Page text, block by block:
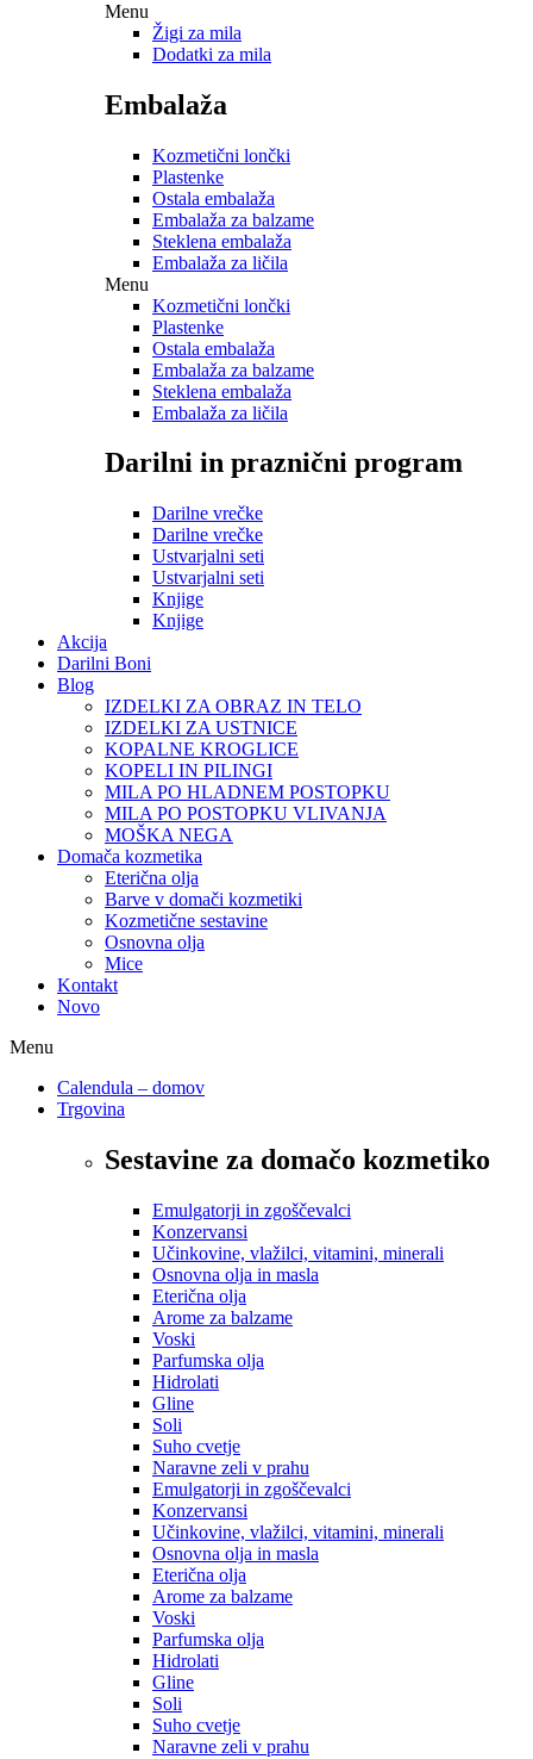
Menu
Žigi za mila
Dodatki za mila
Embalaža
Kozmetični lončki
Plastenke
Ostala embalaža
Embalaža za balzame
Steklena embalaža
Embalaža za ličila
Menu
Kozmetični lončki
Plastenke
Ostala embalaža
Embalaža za balzame
Steklena embalaža
Embalaža za ličila
Darilni in praznični program
Darilne vrečke
Darilne vrečke
Ustvarjalni seti
Ustvarjalni seti
Knjige
Knjige
Akcija
Darilni Boni
Blog
IZDELKI ZA OBRAZ IN TELO
IZDELKI ZA USTNICE
KOPALNE KROGLICE
KOPELI IN PILINGI
MILA PO HLADNEM POSTOPKU
MILA PO POSTOPKU VLIVANJA
MOŠKA NEGA
Domača kozmetika
Eterična olja
Barve v domači kozmetiki
Kozmetične sestavine
Osnovna olja
Mice
Kontakt
Novo
Menu
Calendula – domov
Trgovina
Sestavine za domačo kozmetiko
Emulgatorji in zgoščevalci
Konzervansi
Učinkovine, vlažilci, vitamini, minerali
Osnovna olja in masla
Eterična olja
Arome za balzame
Voski
Parfumska olja
Hidrolati
Gline
Soli
Suho cvetje
Naravne zeli v prahu
Emulgatorji in zgoščevalci
Konzervansi
Učinkovine, vlažilci, vitamini, minerali
Osnovna olja in masla
Eterična olja
Arome za balzame
Voski
Parfumska olja
Hidrolati
Gline
Soli
Suho cvetje
Naravne zeli v prahu